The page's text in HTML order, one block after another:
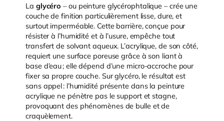
La glycéro – ou peinture glycérophtalique – crée une
couche de finition particulièrement lisse, dure, et
surtout imperméable. Cette barrière, conçue pour
résister à l’humidité et à l’usure, empêche tout
transfert de solvant aqueux. L’acrylique, de son côté,
requiert une surface poreuse grâce à son liant à
base d’eau ; elle dépend d’une micro-accroche pour
fixer sa propre couche. Sur glycéro, le résultat est
sans appel : l’humidité présente dans la peinture
acrylique ne pénètre pas le support et stagne,
provoquant des phénomènes de bulle et de
craquèlement.